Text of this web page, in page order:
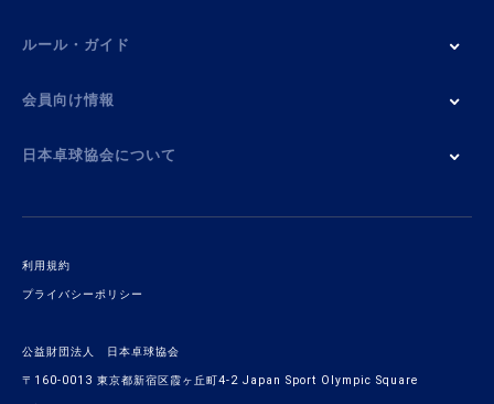
ルール・ガイド
会員向け情報
日本卓球協会について
利用規約
プライバシーポリシー
公益財団法人 日本卓球協会
〒160-0013 東京都新宿区霞ヶ丘町4-2 Japan Sport Olympic Square